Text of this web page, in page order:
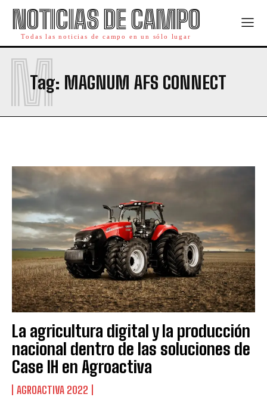
NOTICIAS DE CAMPO
Todas las noticias de campo en un sólo lugar
Tag: MAGNUM AFS CONNECT
M
La agricultura digital y la producción
nacional dentro de las soluciones de
Case IH en Agroactiva
AGROACTIVA 2022